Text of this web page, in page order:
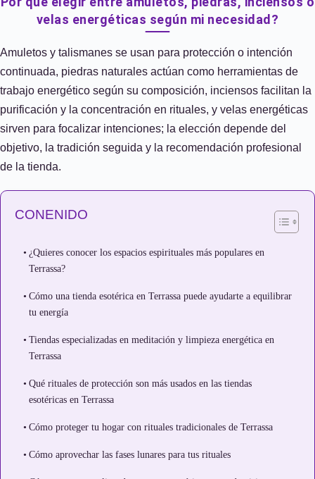
velas energéticas según mi necesidad?
Amuletos y talismanes se usan para protección o intención
continuada, piedras naturales actúan como herramientas de
trabajo energético según su composición, inciensos facilitan la
purificación y la concentración en rituales, y velas energéticas
sirven para focalizar intenciones; la elección depende del
objetivo, la tradición seguida y la recomendación profesional
de la tienda.
CONENIDO
¿Quieres conocer los espacios espirituales más populares en
Terrassa?
Cómo una tienda esotérica en Terrassa puede ayudarte a equilibrar
tu energía
Tiendas especializadas en meditación y limpieza energética en
Terrassa
Qué rituales de protección son más usados en las tiendas
esotéricas en Terrassa
Cómo proteger tu hogar con rituales tradicionales de Terrassa
Cómo aprovechar las fases lunares para tus rituales